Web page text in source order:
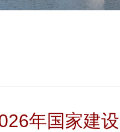
年国家建